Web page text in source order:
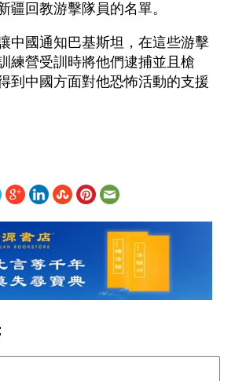
疆回教游擊隊員的名單。
中國通知巴基斯坦，在這些游擊
練營受訓時將他們逮捕並且槍
到中國方面對他恐怖活動的支援